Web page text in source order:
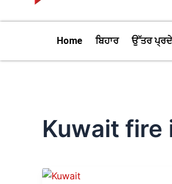
Home ਬਿਹਾਰ ਉੱਤਰ
Kuwait fire